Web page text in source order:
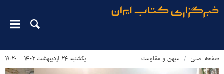
صفحه اصلی میهن و مقاومت یکشنبه ۲۴ اردیبهشت ۱۴۰۲ - ۱۹:۲۰